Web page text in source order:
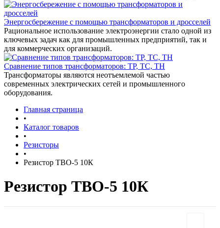
Энергосбережение с помощью трансформаторов и дросселей
Рациональное использование электроэнергии стало одной из
ключевых задач как для промышленных предприятий, так и
для коммерческих организаций.
Сравнение типов трансформаторов: ТР, ТС, ТН
Трансформаторы являются неотъемлемой частью
современных электрических сетей и промышленного
оборудования.
Главная страница
•
Каталог товаров
•
Резисторы
•
Резистор ТВО-5 10К
Резистор ТВО-5 10К